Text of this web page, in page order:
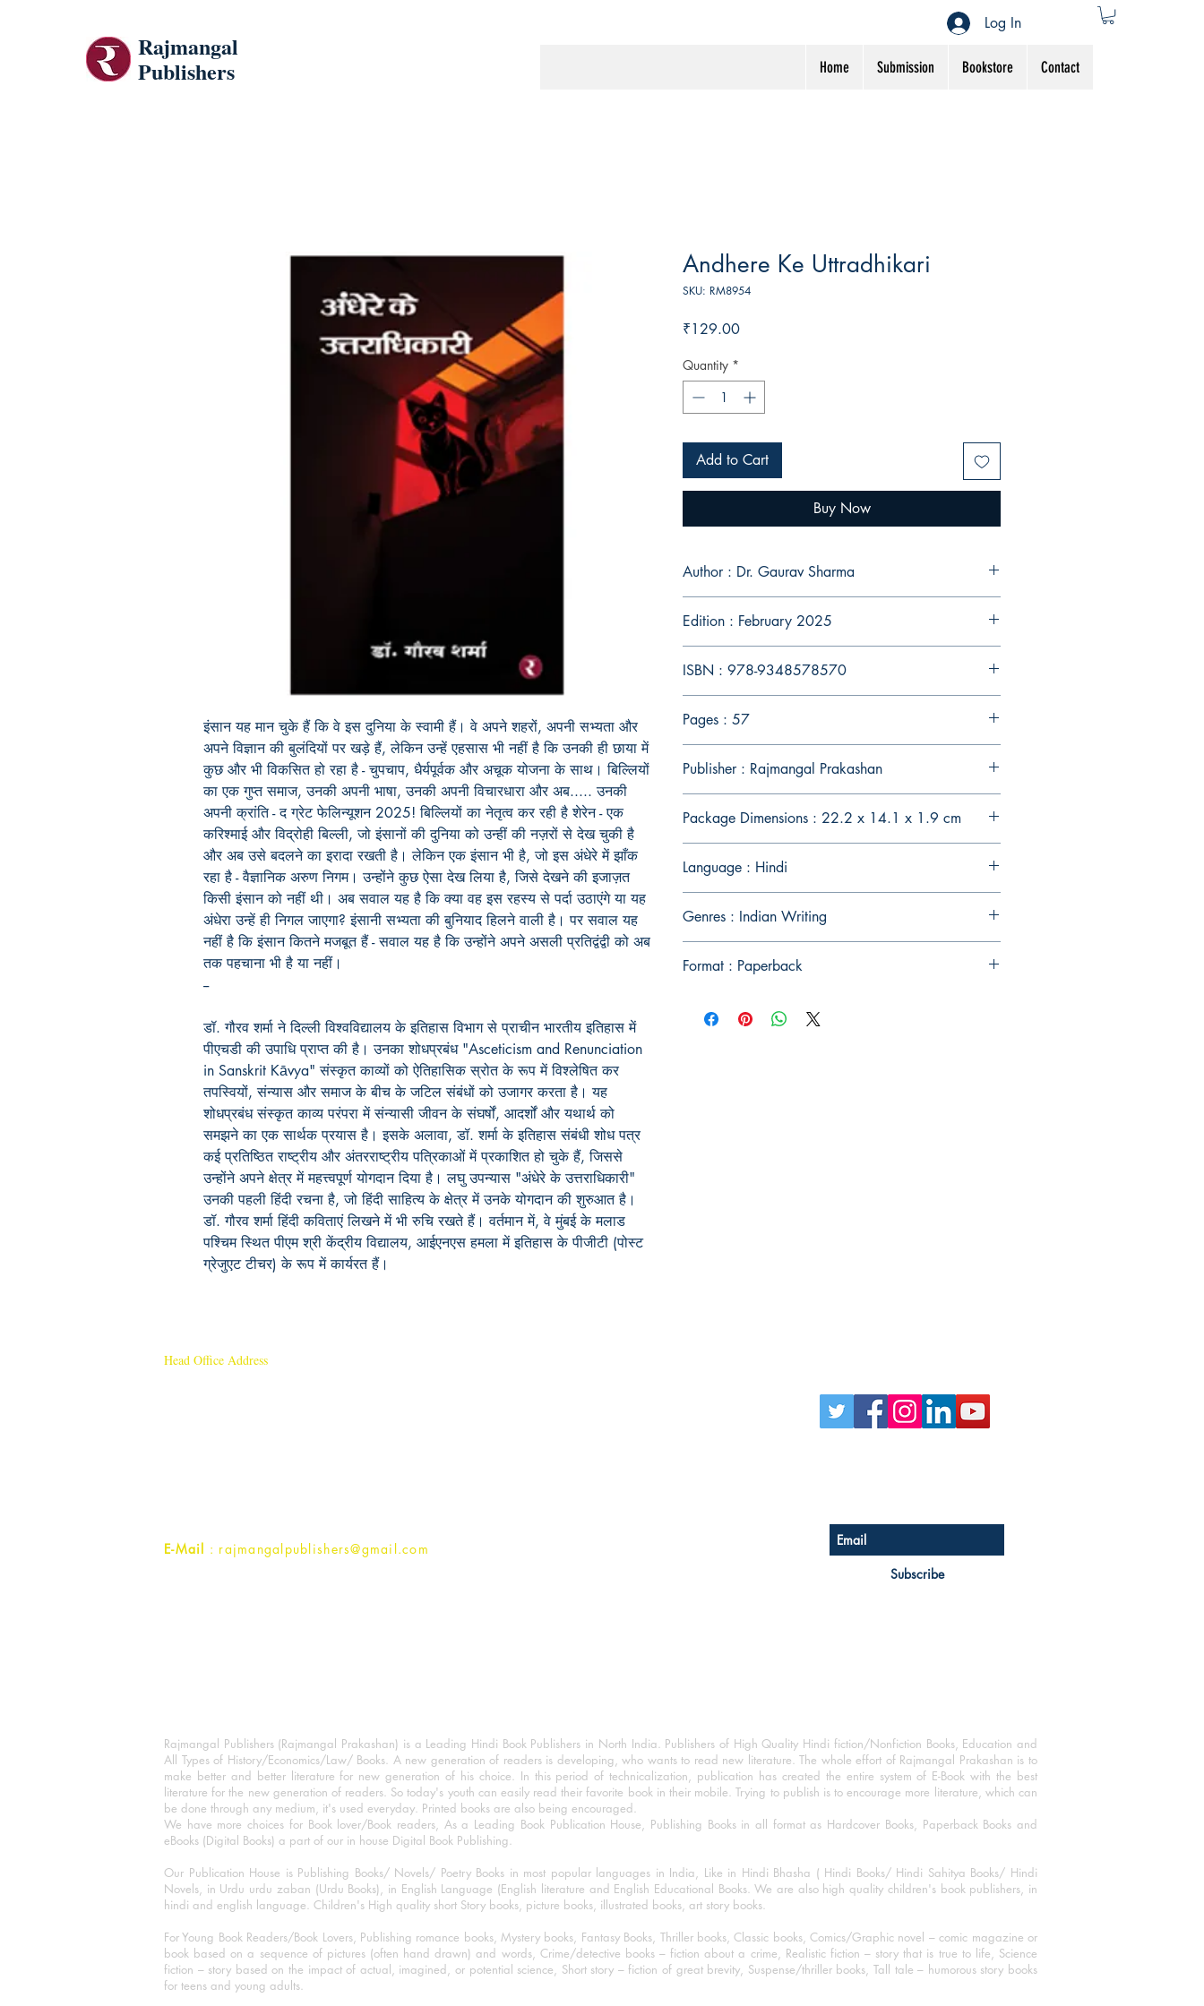
Rajmangal
Publishers
Home Submission Bookstore Contact
Log In
इंसान यह मान चुके हैं कि वे इस दुनिया के स्वामी हैं। वे अपने शहरों, अपनी सभ्यता और
अपने विज्ञान की बुलंदियों पर खड़े हैं, लेकिन उन्हें एहसास भी नहीं है कि उनकी ही छाया में
कुछ और भी विकसित हो रहा है - चुपचाप, धैर्यपूर्वक और अचूक योजना के साथ। बिल्लियों
का एक गुप्त समाज, उनकी अपनी भाषा, उनकी अपनी विचारधारा और अब..... उनकी
अपनी क्रांति - द ग्रेट फेलिन्यूशन 2025! बिल्लियों का नेतृत्व कर रही है शेरेन - एक
करिश्माई और विद्रोही बिल्ली, जो इंसानों की दुनिया को उन्हीं की नज़रों से देख चुकी है
और अब उसे बदलने का इरादा रखती है। लेकिन एक इंसान भी है, जो इस अंधेरे में झाँक
रहा है - वैज्ञानिक अरुण निगम। उन्होंने कुछ ऐसा देख लिया है, जिसे देखने की इजाज़त
किसी इंसान को नहीं थी। अब सवाल यह है कि क्या वह इस रहस्य से पर्दा उठाएंगे या यह
अंधेरा उन्हें ही निगल जाएगा? इंसानी सभ्यता की बुनियाद हिलने वाली है। पर सवाल यह
नहीं है कि इंसान कितने मजबूत हैं - सवाल यह है कि उन्होंने अपने असली प्रतिद्वंद्वी को अब
तक पहचाना भी है या नहीं।
--
डॉ. गौरव शर्मा ने दिल्ली विश्वविद्यालय के इतिहास विभाग से प्राचीन भारतीय इतिहास में
पीएचडी की उपाधि प्राप्त की है। उनका शोधप्रबंध "Asceticism and Renunciation
in Sanskrit Kāvya" संस्कृत काव्यों को ऐतिहासिक स्रोत के रूप में विश्लेषित कर
तपस्वियों, संन्यास और समाज के बीच के जटिल संबंधों को उजागर करता है। यह
शोधप्रबंध संस्कृत काव्य परंपरा में संन्यासी जीवन के संघर्षों, आदर्शों और यथार्थ को
समझने का एक सार्थक प्रयास है। इसके अलावा, डॉ. शर्मा के इतिहास संबंधी शोध पत्र
कई प्रतिष्ठित राष्ट्रीय और अंतरराष्ट्रीय पत्रिकाओं में प्रकाशित हो चुके हैं, जिससे
उन्होंने अपने क्षेत्र में महत्त्वपूर्ण योगदान दिया है। लघु उपन्यास "अंधेरे के उत्तराधिकारी"
उनकी पहली हिंदी रचना है, जो हिंदी साहित्य के क्षेत्र में उनके योगदान की शुरुआत है।
डॉ. गौरव शर्मा हिंदी कविताएं लिखने में भी रुचि रखते हैं। वर्तमान में, वे मुंबई के मलाड
पश्चिम स्थित पीएम श्री केंद्रीय विद्यालय, आईएनएस हमला में इतिहास के पीजीटी (पोस्ट
ग्रेजुएट टीचर) के रूप में कार्यरत हैं।
Andhere Ke Uttradhikari
SKU: RM8954
₹129.00Price
Quantity *
Add to Cart
Buy Now
Author : Dr. Gaurav Sharma
Edition : February 2025
ISBN : 978-9348578570
Pages : 57
Publisher : Rajmangal Prakashan
Package Dimensions : 22.2 x 14.1 x 1.9 cm
Language : Hindi
Genres : Indian Writing
Format : Paperback
Head Office Address
E-Mail : rajmangalpublishers@gmail.com
Subscribe
Rajmangal Publishers (Rajmangal Prakashan) is a Leading Hindi Book Publishers in North India. Publishers of High Quality Hindi fiction/Nonfiction Books, Education and
All Types of History/Economics/Law/ Books. A new generation of readers is developing, who wants to read new literature. The whole effort of Rajmangal Prakashan is to
make better and better literature for new generation of his choice. In this period of technicalization, publication has created the entire system of E-Book with the best
literature for the new generation of readers. So today's youth can easily read their favorite book in their mobile. Trying to publish is to encourage more literature, which can
be done through any medium, it's used everyday. Printed books are also being encouraged.
We have more choices for Book lover/Book readers, As a Leading Book Publication House, Publishing Books in all format as Hardcover Books, Paperback Books and
eBooks (Digital Books) a part of our in house Digital Book Publishing.
Our Publication House is Publishing Books/ Novels/ Poetry Books in most popular languages in India, Like in Hindi Bhasha ( Hindi Books/ Hindi Sahitya Books/ Hindi
Novels, in Urdu urdu zaban (Urdu Books), in English Language (English literature and English Educational Books. We are also high quality children's book publishers, in
hindi and english language. Children's High quality short Story books, picture books, illustrated books, art story books.
For Young Book Readers/Book Lovers, Publishing romance books, Mystery books, Fantasy Books, Thriller books, Classic books, Comics/Graphic novel – comic magazine or
book based on a sequence of pictures (often hand drawn) and words, Crime/detective books – fiction about a crime, Realistic fiction – story that is true to life, Science
fiction – story based on the impact of actual, imagined, or potential science, Short story – fiction of great brevity, Suspense/thriller books, Tall tale – humorous story books
for teens and young adults.